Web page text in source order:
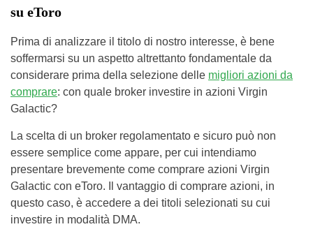
su eToro
Prima di analizzare il titolo di nostro interesse, è bene
soffermarsi su un aspetto altrettanto fondamentale da
considerare prima della selezione delle migliori azioni da
comprare: con quale broker investire in azioni Virgin
Galactic?
La scelta di un broker regolamentato e sicuro può non
essere semplice come appare, per cui intendiamo
presentare brevemente come comprare azioni Virgin
Galactic con eToro. Il vantaggio di comprare azioni, in
questo caso, è accedere a dei titoli selezionati su cui
investire in modalità DMA.